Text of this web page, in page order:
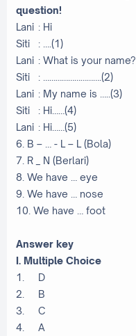
question!
Lani : Hi
Siti
: ….(1)
Lani : What is your name?
Siti
: ……………………….(2)
Lani : My name is …..(3)
Siti
: Hi……(4)
Lani : Hi……(5)
6. B – … - L – L (Bola)
7. R _ N (Berlari)
8. We have … eye
9. We have … nose
10. We have … foot
Answer key
I. Multiple Choice
1.
D
2.
B
3.
C
4.
A